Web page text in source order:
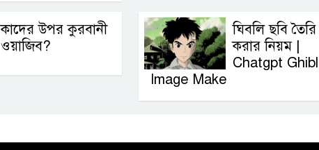
কাদের উপর কুরবানী
ওয়াজিব?
ঘিবলি ছবি তৈরি
করার নিয়ম |
Chatgpt
Image Make